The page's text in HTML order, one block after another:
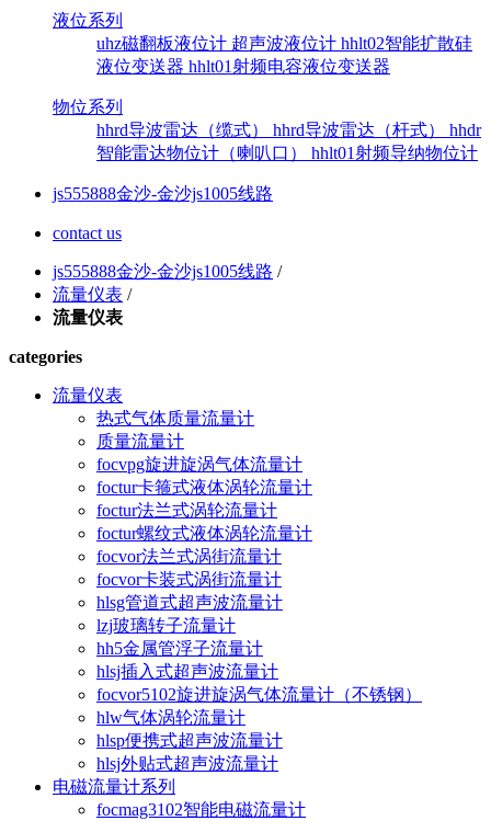
液位系列
uhz磁翻板液位计 超声波液位计 hhlt02智能扩散硅
液位变送器 hhlt01射频电容液位变送器
物位系列
hhrd导波雷达（缆式） hhrd导波雷达（杆式） hhdr
智能雷达物位计（喇叭口） hhlt01射频导纳物位计
js555888金沙-金沙js1005线路
contact us
js555888金沙-金沙js1005线路 /
流量仪表 /
流量仪表
categories
流量仪表
热式气体质量流量计
质量流量计
focvpg旋进旋涡气体流量计
foctur卡箍式液体涡轮流量计
foctur法兰式涡轮流量计
foctur螺纹式液体涡轮流量计
focvor法兰式涡街流量计
focvor卡装式涡街流量计
hlsg管道式超声波流量计
lzj玻璃转子流量计
hh5金属管浮子流量计
hlsj插入式超声波流量计
focvor5102旋进旋涡气体流量计（不锈钢）
hlw气体涡轮流量计
hlsp便携式超声波流量计
hlsj外贴式超声波流量计
电磁流量计系列
focmag3102智能电磁流量计